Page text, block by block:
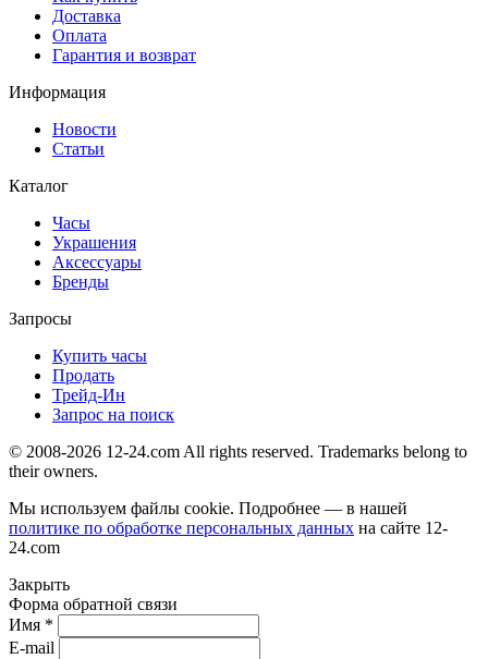
Доставка
Оплата
Гарантия и возврат
Информация
Новости
Статьи
Каталог
Часы
Украшения
Аксессуары
Бренды
Запросы
Купить часы
Продать
Трейд-Ин
Запрос на поиск
© 2008-2026 12-24.com All rights reserved. Trademarks belong to
their owners.
Мы используем файлы cookie. Подробнее — в нашей
политике по обработке персональных данных на сайте 12-
24.com
Закрыть
Форма обратной связи
Имя *
E-mail